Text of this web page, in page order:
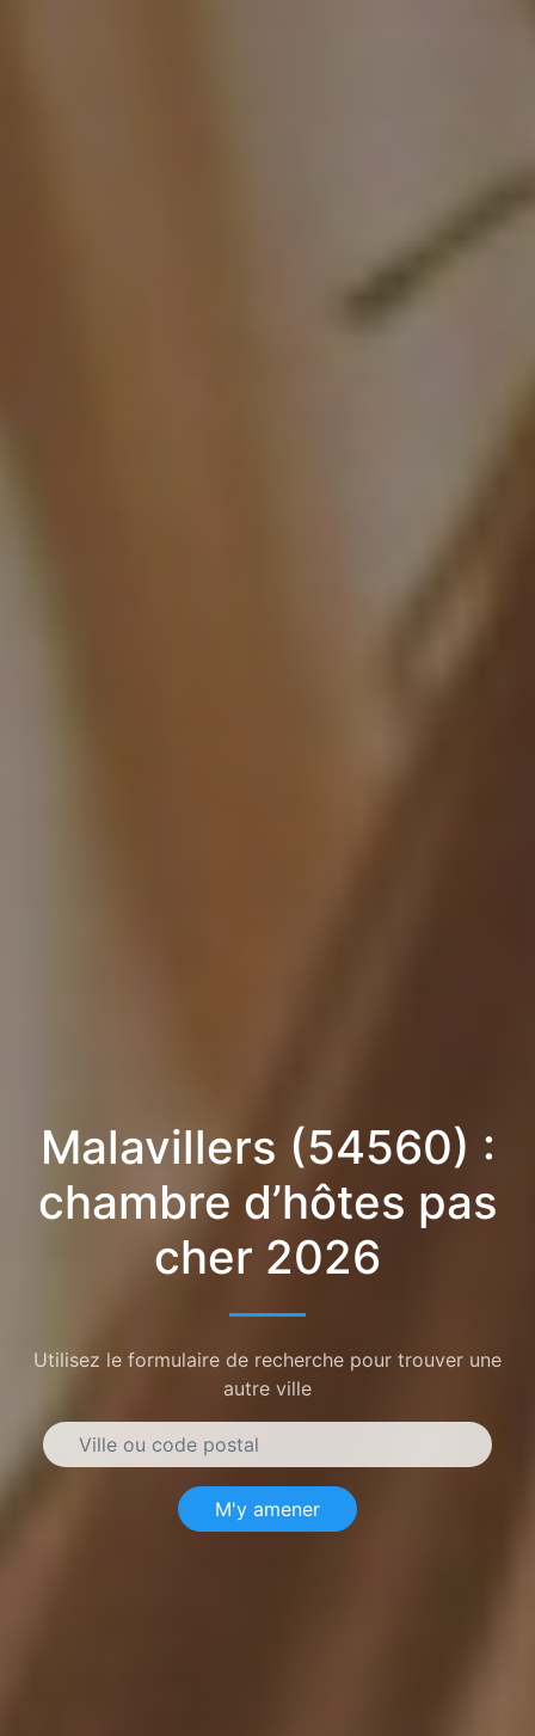
Malavillers (54560) :
chambre d’hôtes pas
cher 2026
Utilisez le formulaire de recherche pour trouver une
autre ville
M'y amener